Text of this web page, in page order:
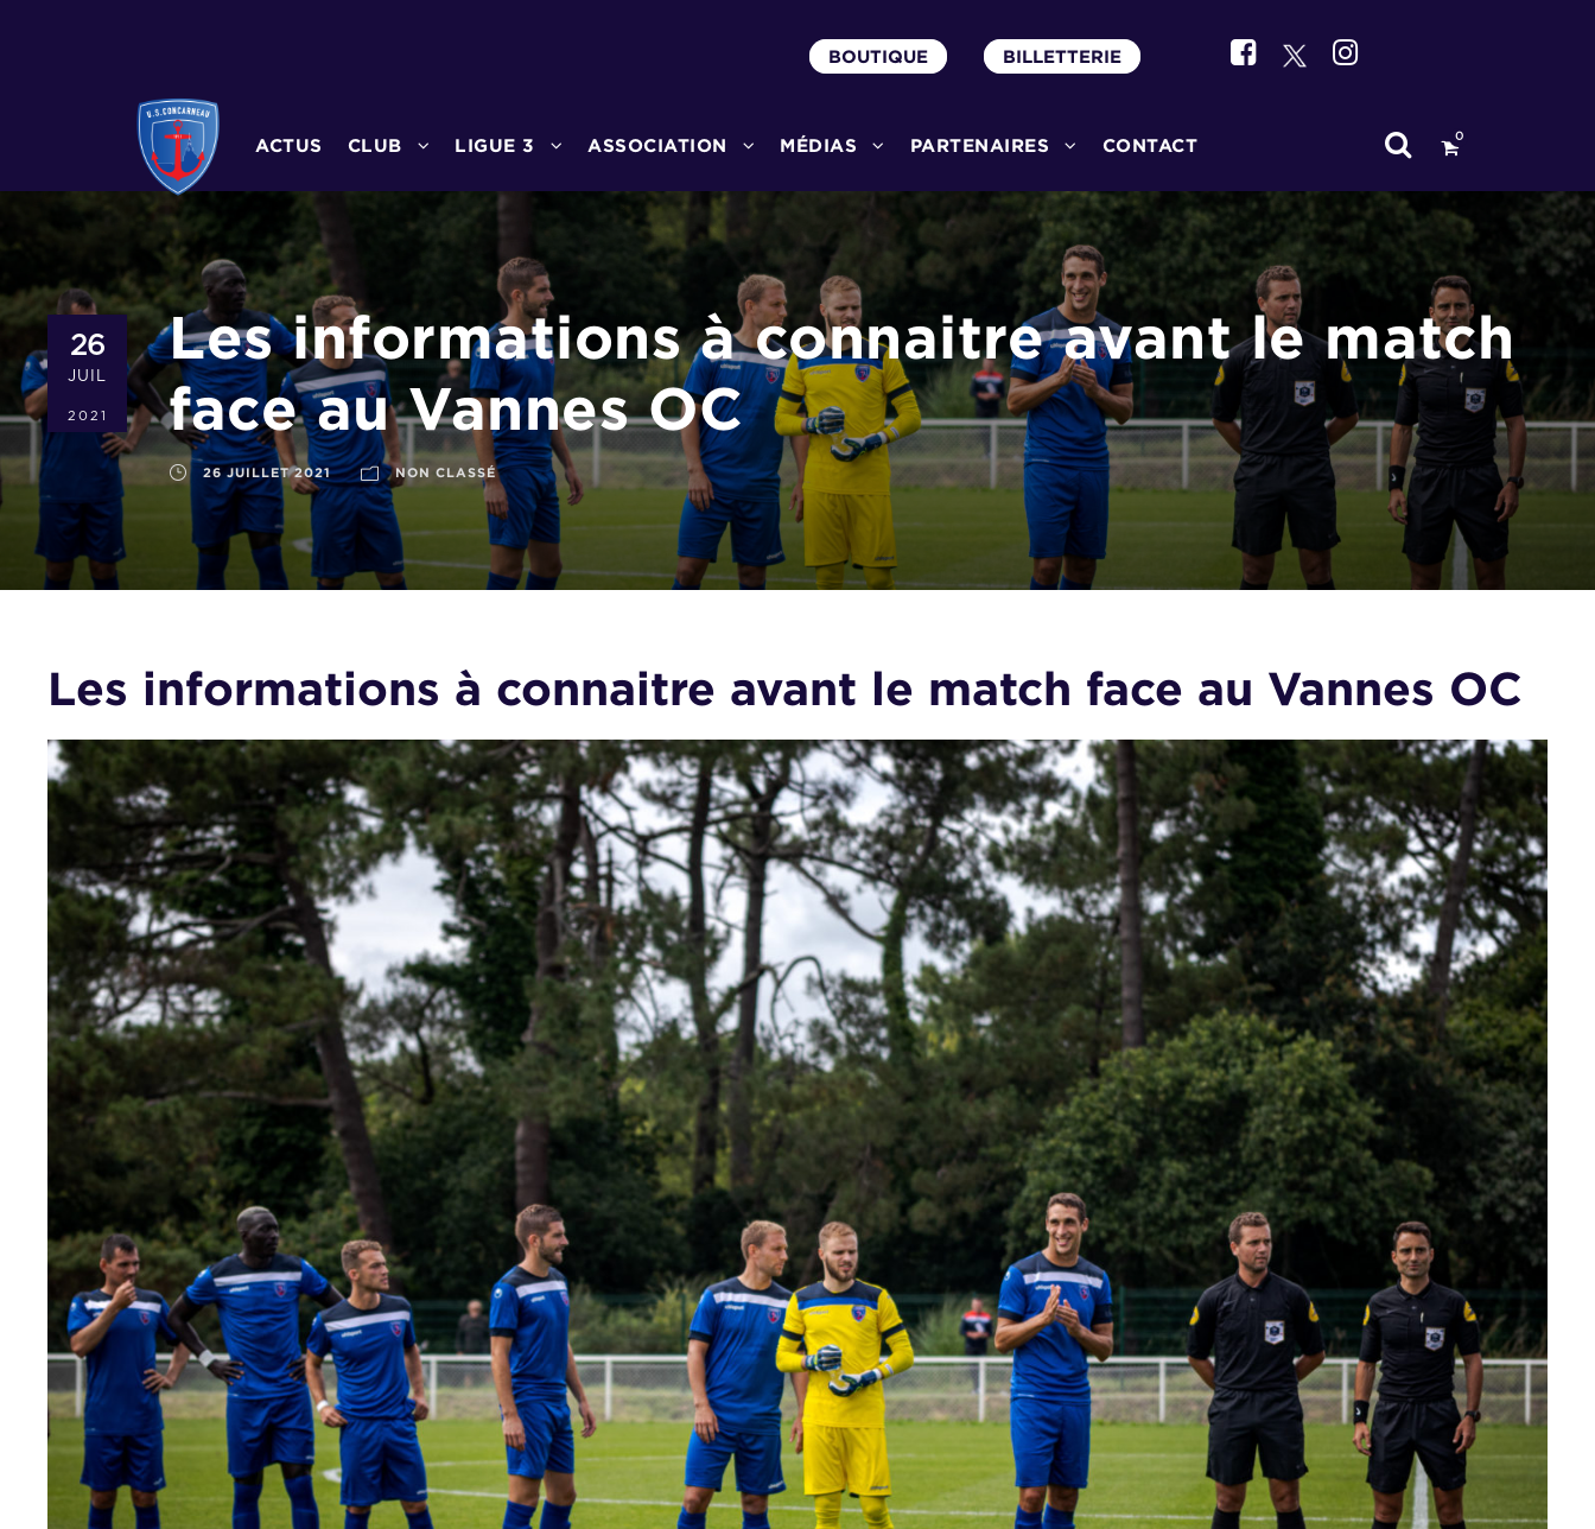
BOUTIQUE BILLETTERIE
ACTUS CLUB LIGUE 3 ASSOCIATION MÉDIAS PARTENAIRES CONTACT 0
26
JUIL
2021
Les informations à connaitre avant le match
face au Vannes OC
26 JUILLET 2021 NON CLASSÉ
Les informations à connaitre avant le match face au Vannes OC